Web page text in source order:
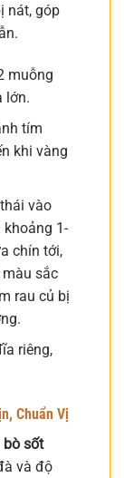
nát, góp
muỗng
lớn.
tím
khi vàng
vào
1-
chín tới,
sắc
rau củ bị
riêng,
Chuẩn Vị
bò sốt
và độ